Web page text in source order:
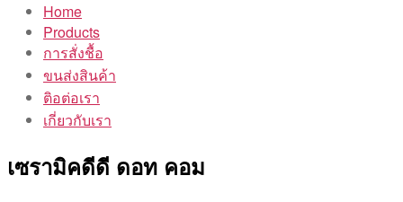
Home
Products
การสั่งชื้อ
ขนส่งสินค้า
ติอต่อเรา
เกี่ยวกับเรา
เซรามิคดีดี ดอท คอม